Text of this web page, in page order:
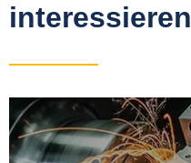
interessieren